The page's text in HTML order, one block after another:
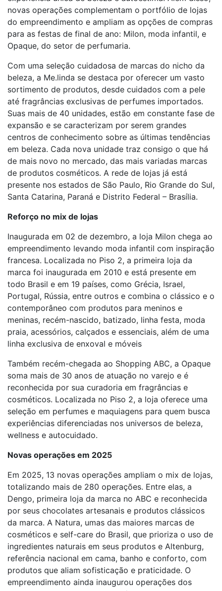
novas operações complementam o portfólio de lojas
do empreendimento e ampliam as opções de compras
para as festas de final de ano: Milon, moda infantil, e
Opaque, do setor de perfumaria.
Com uma seleção cuidadosa de marcas do nicho da
beleza, a Me.linda se destaca por oferecer um vasto
sortimento de produtos, desde cuidados com a pele
até fragrâncias exclusivas de perfumes importados.
Suas mais de 40 unidades, estão em constante fase de
expansão e se caracterizam por serem grandes
centros de conhecimento sobre as últimas tendências
em beleza. Cada nova unidade traz consigo o que há
de mais novo no mercado, das mais variadas marcas
de produtos cosméticos. A rede de lojas já está
presente nos estados de São Paulo, Rio Grande do Sul,
Santa Catarina, Paraná e Distrito Federal – Brasília.
Reforço no mix de lojas
Inaugurada em 02 de dezembro, a loja Milon chega ao
empreendimento levando moda infantil com inspiração
francesa. Localizada no Piso 2, a primeira loja da
marca foi inaugurada em 2010 e está presente em
todo Brasil e em 19 países, como Grécia, Israel,
Portugal, Rússia, entre outros e combina o clássico e o
contemporâneo com produtos para meninos e
meninas, recém-nascido, batizado, linha festa, moda
praia, acessórios, calçados e essenciais, além de uma
linha exclusiva de enxoval e móveis
Também recém-chegada ao Shopping ABC, a Opaque
soma mais de 30 anos de atuação no varejo e é
reconhecida por sua curadoria em fragrâncias e
cosméticos. Localizada no Piso 2, a loja oferece uma
seleção em perfumes e maquiagens para quem busca
experiências diferenciadas nos universos de beleza,
wellness e autocuidado.
Novas operações em 2025
Em 2025, 13 novas operações ampliam o mix de lojas,
totalizando mais de 280 operações. Entre elas, a
Dengo, primeira loja da marca no ABC e reconhecida
por seus chocolates artesanais e produtos clássicos
da marca. A Natura, umas das maiores marcas de
cosméticos e self-care do Brasil, que prioriza o uso de
ingredientes naturais em seus produtos e Altenburg,
referência nacional em cama, banho e conforto, com
produtos que aliam sofisticação e praticidade. O
empreendimento ainda inaugurou operações dos